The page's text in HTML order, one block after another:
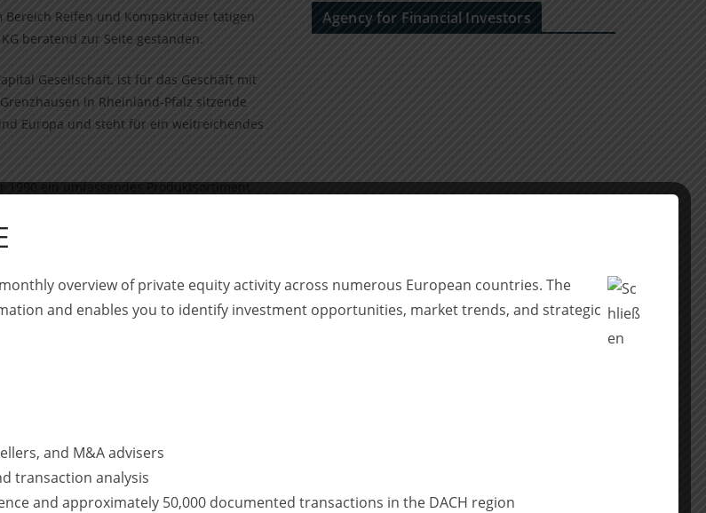
Reifen und Kompakträder tätigen
beratend zur Seite gestanden.
Gesellschaft, ist für das Geschäft mit
in Rheinland-Pfalz sitzende
Europa und steht für ein weitreichendes
1990 ein umfassendes Produktsortiment
und weist eine starke
Best4Tires-Gruppe zusätzliche
Marktpräsenz. Zudem
sowohl von einem erweiterten
TAS, Tax und Legal hat die
Financial, Tax und Legal Due Diligence
Kaufvertrages beraten.
Agency for Financial Investors
overview of private equity activity across numerous European countries. The
and enables you to identify investment opportunities, market trends, and strategic
and M&A advisers
transaction analysis
and approximately 50,000 documented transactions in the DACH region